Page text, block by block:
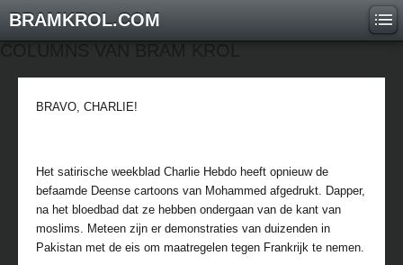
BRAMKROL.COM
BRAVO, CHARLIE!
Het satirische weekblad Charlie Hebdo heeft opnieuw de
befaamde Deense cartoons van Mohammed afgedrukt. Dapper,
na het bloedbad dat ze hebben ondergaan van de kant van
moslims. Meteen zijn er demonstraties van duizenden in
Pakistan met de eis om maatregelen tegen Frankrijk te nemen.